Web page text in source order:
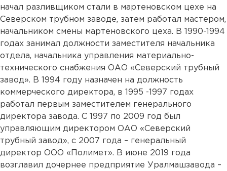
начал разливщиком стали в мартеновском цехе на
Северском трубном заводе, затем работал мастером,
начальником смены мартеновского цеха. В 1990-1994
годах занимал должности заместителя начальника
отдела, начальника управления материально-
технического снабжения ОАО «Северский трубный
завод». В 1994 году назначен на должность
коммерческого директора, в 1995 -1997 годах
работал первым заместителем генерального
директора завода. С 1997 по 2009 год был
управляющим директором ОАО «Северский
трубный завод», с 2007 года – генеральный
директор ООО «Полимет». В июне 2019 года
возглавил дочернее предприятие Уралмашзавода –